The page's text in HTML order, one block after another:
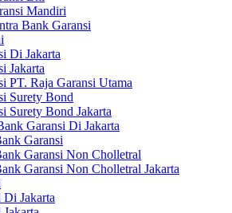
Mandiri
Bank Garansi
Di Jakarta
Jakarta
PT. Raja Garansi Utama
Surety Bond
Surety Bond Jakarta
Garansi Di Jakarta
Garansi
Garansi Non Cholletral
Garansi Non Cholletral Jakarta
Di Jakarta